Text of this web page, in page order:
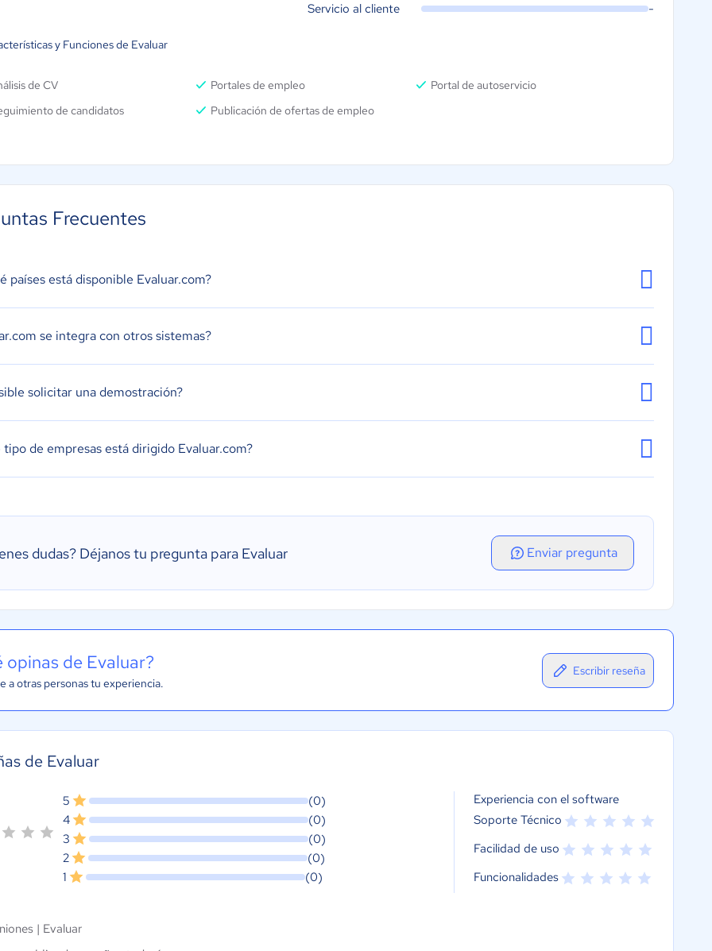
Servicio al cliente
-
y Funciones de Evaluar
de CV Portales de empleo
Portal de autoservicio
de candidatos
Publicación de ofertas de empleo
Frecuentes
países está disponible Evaluar.com?
se integra con otros sistemas?
solicitar una demostración?
tipo de empresas está dirigido Evaluar.com?
dudas? Déjanos tu pregunta para Evaluar Enviar pregunta
opinas de Evaluar?
a otras personas tu experiencia.
Escribir reseña
de Evaluar
5
(0)
4
(0)
3
(0)
2
(0)
1
(0)
Experiencia con el software
Soporte Técnico
Facilidad de uso
Funcionalidades
| Evaluar